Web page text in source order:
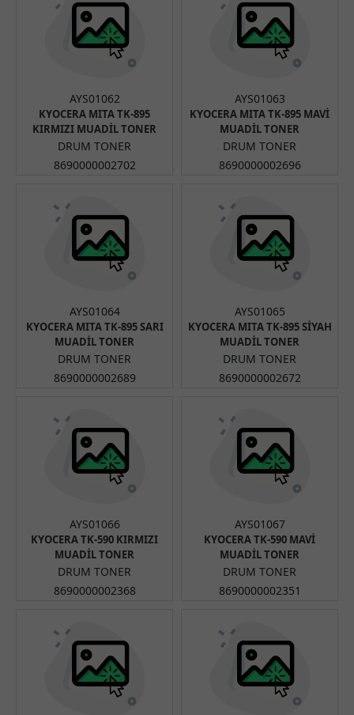
AYS01062
KYOCERA MITA TK-895
KIRMIZI MUADİL TONER
DRUM TONER
8690000002702
AYS01063
KYOCERA MITA TK-895 MAVİ
MUADİL TONER
DRUM TONER
8690000002696
AYS01064
KYOCERA MITA TK-895 SARI
MUADİL TONER
DRUM TONER
8690000002689
AYS01065
KYOCERA MITA TK-895 SİYAH
MUADİL TONER
DRUM TONER
8690000002672
AYS01066
KYOCERA TK-590 KIRMIZI
MUADİL TONER
DRUM TONER
8690000002368
AYS01067
KYOCERA TK-590 MAVİ
MUADİL TONER
DRUM TONER
8690000002351